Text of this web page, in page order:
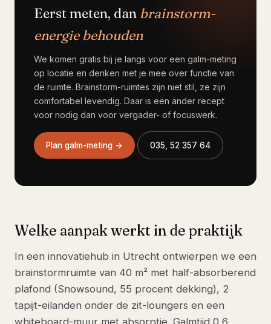
Eerst meten, dan brainstorm-
energie behouden
We komen gratis bij je langs voor een galm-meting
op locatie en denken met je mee over functie van
de ruimte. Brainstorm-ruimtes zijn niet stil, ze zijn
comfortabel levendig. Daar is een ander recept
voor nodig dan voor vergader- of focuswerk.
Plan galm-meting → 035, 52 357 64
Welke aanpak werkt in de praktijk
In een innovatiehub in Utrecht ontwierpen we een
brainstormruimte van 40 m² met half-absorberend
plafond (Snowsound, 55 procent dekking), 2
tapijt-eilanden onder de zit-loungers en een
whiteboard-muur met absorptie. Galmtijd 0,6